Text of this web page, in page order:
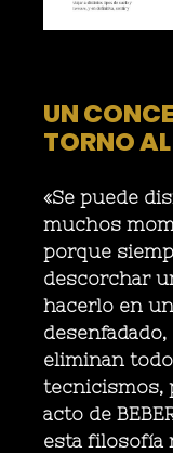
UN
TORNO
«Se puede
muchos
porque
descorchar
hacerlo en
eliminan
tecnicismos,
acto de
esta filosofía